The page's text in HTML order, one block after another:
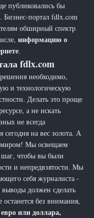
публиковались бы
. Бизнес-портал fdlx.com
обширный спектр
информацию о
.
fdlx.com
необходимо,
и технологическую
Делать это проще
а не искать
не всегда
сегодня на вес золота. А
миром! Мы освещаем
шаг, чтобы вы были
и непредвзятости. Мы
себя журналиста -
должен сделать
без внимания,
или доллара,